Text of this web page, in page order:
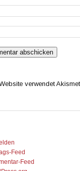
verwendet
Feed
Feed